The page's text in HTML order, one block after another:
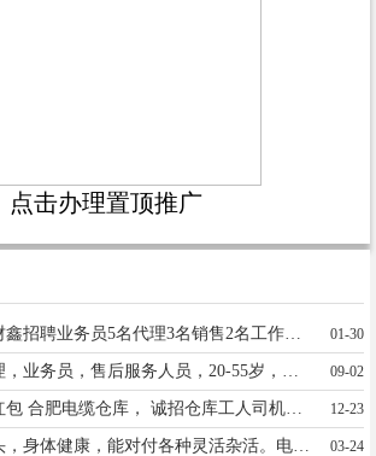
点击办理置顶推广
宁晋县河北财鑫招聘业务员5名代理3名销售2名工作简单时间自由要求有责任心底薪加提成5000--10000联系电话17800393335 01-30
09-02
帮忙介绍有红包 合肥电缆仓库， 诚招仓库工人司机。1 空调，无线，住宿环境良好 要求干净卫生有责任心 欢迎合作：13956024228 12-23
哪里需要老头，身体健康，能对付各种灵活杂活。电话19331151727 03-24